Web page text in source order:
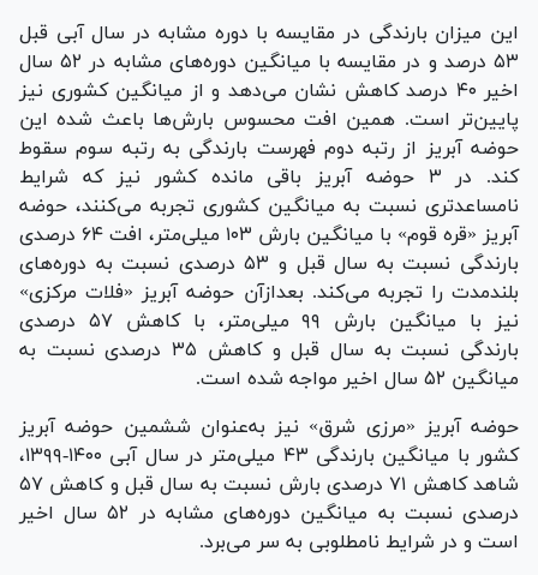
این میزان بارندگی در مقایسه با دوره مشابه در سال آبی قبل
۵۳ درصد و در مقایسه با میانگین دوره‌های مشابه در ۵۲ سال
اخیر ۴۰ درصد کاهش نشان می‌دهد و از میانگین کشوری نیز
پایین‌تر است. همین افت محسوس بارش‌ها باعث شده این
حوضه آبریز از رتبه دوم فهرست بارندگی به رتبه سوم سقوط
کند. در ۳ حوضه آبریز باقی مانده کشور نیز که شرایط
نامساعدتری نسبت به میانگین کشوری تجربه می‌کنند، حوضه
آبریز «قره قوم» با میانگین بارش ۱۰۳ میلی‌متر، افت ۶۴ درصدی
بارندگی نسبت به سال قبل و ۵۳ درصدی نسبت به دوره‌های
بلندمدت را تجربه می‌کند. بعدازآن حوضه آبریز «فلات مرکزی»
نیز با میانگین بارش ۹۹ میلی‌متر، با کاهش ۵۷ درصدی
بارندگی نسبت به سال قبل و کاهش ۳۵ درصدی نسبت به
میانگین ۵۲ سال اخیر مواجه شده است.
حوضه آبریز «مرزی شرق» نیز به‌عنوان ششمین حوضه آبریز
کشور با میانگین بارندگی ۴۳ میلی‌متر در سال آبی ۱۴۰۰-۱۳۹۹،
شاهد کاهش ۷۱ درصدی بارش نسبت به سال قبل و کاهش ۵۷
درصدی نسبت به میانگین دوره‌های مشابه در ۵۲ سال اخیر
است و در شرایط نامطلوبی به سر می‌برد.